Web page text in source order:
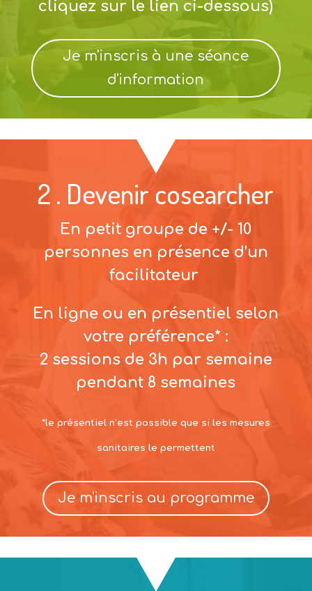
cliquez sur le lien ci-dessous)
Je m'inscris à une séance
d'information
2 . Devenir cosearcher
En petit groupe de +/- 10
personnesen présence d’un
facilitateur
En ligne ou en présentiel selon
votre préférence* :
2 sessions de 3h par semaine
pendant 8 semaines
*le présentiel n’est possible que si les mesures
sanitaires le permettent
Je m'inscris au programme